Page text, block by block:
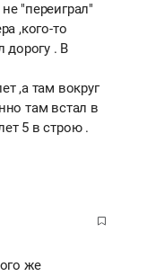
"переиграл"
,кого-то
дорогу . В
,а там вокруг
там встал в
5 в строю .
же